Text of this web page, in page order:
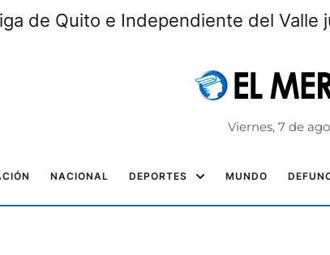
de Quito e Independiente del Valle
Viernes, 7 de
NACIONAL DEPORTES MUNDO